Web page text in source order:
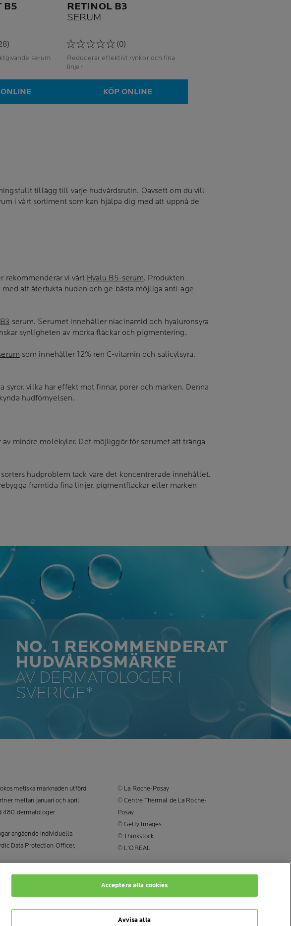
B5
serum
RETINOL B3
SERUM
(0)
Reducerar effektivt rynkor och fina
linjer
KÖP ONLINE
tillägg till varje hudvårdsrutin. Oavsett om du vill
i vårt sortiment som kan hjälpa dig med att uppnå de
rekommenderar vi vårt Hyalu B5-serum. Produkten
att återfukta huden och ge bästa möjliga anti-age-
serum. Serumet innehåller niacinamid och hyaluronsyra
synligheten av mörka fläckar och pigmentering.
som innehåller 12% ren C-vitamin och salicylsyra,
syror, vilka har effekt mot finnar, porer och märken. Denna
hudförnyelsen.
mindre molekyler. Det möjliggör för serumet att tränga
hudproblem tack vare det koncentrerade innehållet.
framtida fina linjer, pigmentfläckar eller märken
NO. 1 REKOMMENDERAT
HUDVÅRDSMÄRKE
AV DERMATOLOGER I
SVERIGE*
marknaden utförd
mellan januari och april
dermatologer.
angående individuella
Data Protection Officer,
© La Roche-Posay
© Centre Thermal de La Roche-
Posay
© Getty Images
© Thinkstock
© L'OREAL
Avvisa alla
Acceptera alla cookies